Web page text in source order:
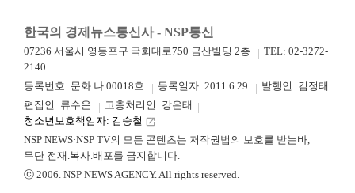
한국의 경제뉴스통신사 - NSP통신
07236 서울시 영등포구 국회대로750 금산빌딩 2층
TEL: 02-3272-
2140
등록번호: 문화 나 00018호
등록일자: 2011.6.29
발행인: 김정태
편집인: 류수운
고충처리인: 강은태
청소년보호책임자: 김승철 launch
NSP NEWS·NSP TV의 모든 콘텐츠는 저작권법의 보호를 받는바,
무단 전재.복사.배포를 금지합니다.
ⓒ 2006. NSP NEWS AGENCY. All rights reserved.